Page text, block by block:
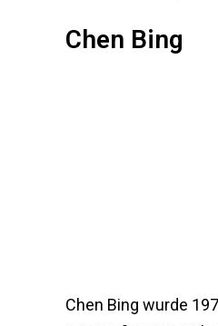
Chen Bing
Chen Bing wurde